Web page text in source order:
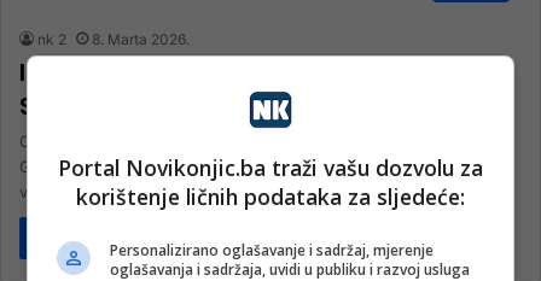
nk 2 8. Marta 2026.
Izašao je novi model ChatGPT-a:
Saznajte šta se promijenilo
OpenAI je predstavio novu verziju svog popularnog chatbota,
GPT-5.3 Instant, nakon mjeseci kritika korisnika da prethodna
verzija zvuči pokroviteljski, moralizirajuće…
Pročitaj više
Portal Novikonjic.ba traži vašu dozvolu za
korištenje ličnih podataka za sljedeće:
Personalizirano oglašavanje i sadržaj, mjerenje
oglašavanja i sadržaja, uvidi u publiku i razvoj usluga